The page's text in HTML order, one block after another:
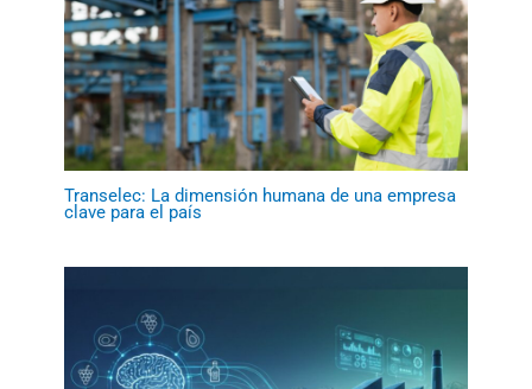
Transelec: La dimensión humana de una empresa
clave para el país